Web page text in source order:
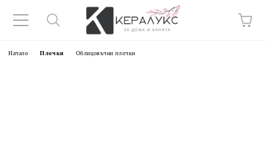
Начало Плочки Облицовъчни плочки